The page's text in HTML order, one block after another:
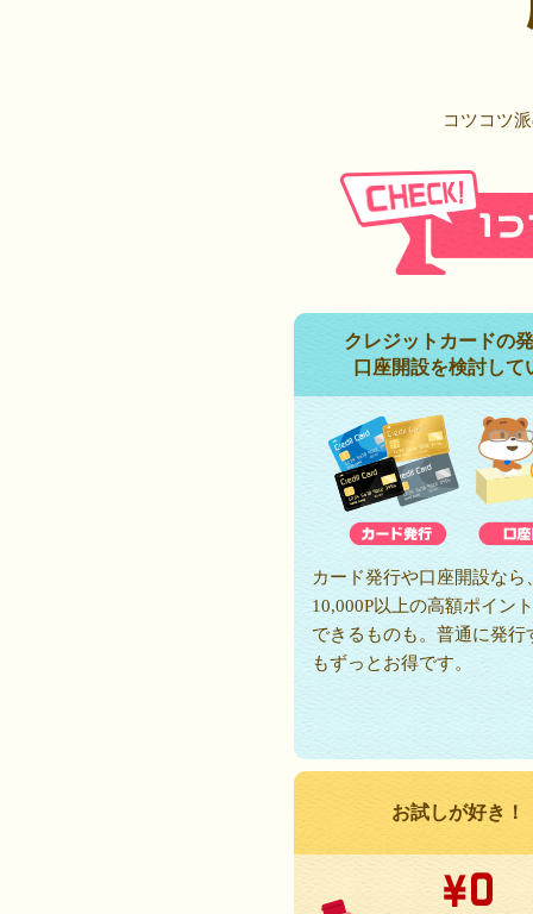
コツコツ
クレジットカードの
口座開設を検討して
カード発行や口座開設なら
10,000P以上の高額ポイン
できるものも。普通に発行
もずっとお得です。
お試しが好き！